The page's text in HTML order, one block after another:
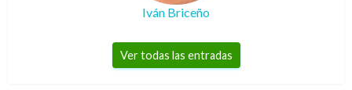
Iván Briceño
Ver todas las entradas